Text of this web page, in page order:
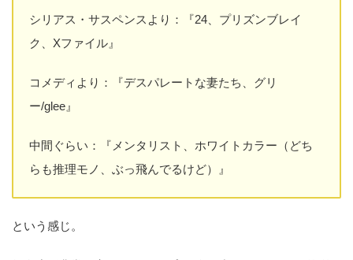
シリアス・サスペンスより：『24、プリズンブレイ
ク、Xファイル』
コメディより：『デスパレートな妻たち、グリ
ー/glee』
中間ぐらい：『メンタリスト、ホワイトカラー（どち
らも推理モノ、ぶっ飛んでるけど）』
という感じ。